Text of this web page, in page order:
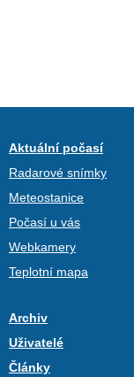
Aktuální počasí
Radarové snímky
Meteostanice
Počasí u vás
Webkamery
Teplotní mapa
Archiv
Uživatelé
Články